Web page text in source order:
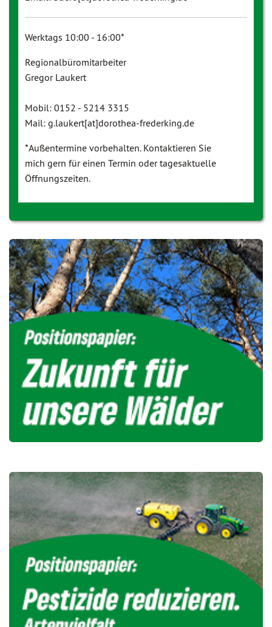
Werktags 10:00 - 16:00*
Regionalbüromitarbeiter
Gregor Laukert
Mobil: 0152 - 5214 3315
Mail: g.laukert[at]dorothea-frederking.de
*Außentermine vorbehalten. Kontaktieren Sie
mich gern für einen Termin oder tagesaktuelle
Öffnungszeiten.